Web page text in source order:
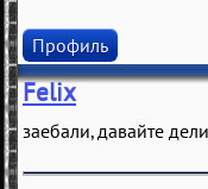
Профиль
Felix
заебали, давайте